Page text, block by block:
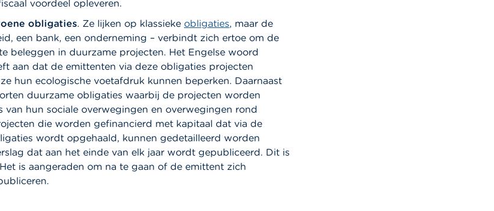
voordeel opleveren.
obligaties. Ze lijken op klassieke obligaties, maar de
een bank, een onderneming – verbindt zich ertoe om de
beleggen in duurzame projecten. Het Engelse woord
aan dat de emittenten via deze obligaties projecten
hun ecologische voetafdruk kunnen beperken. Daarnaast
duurzame obligaties waarbij de projecten worden
van hun sociale overwegingen en overwegingen rond
die worden gefinancierd met kapitaal dat via de
wordt opgehaald, kunnen gedetailleerd worden
dat aan het einde van elk jaar wordt gepubliceerd. Dit is
is aangeraden om na te gaan of de emittent zich